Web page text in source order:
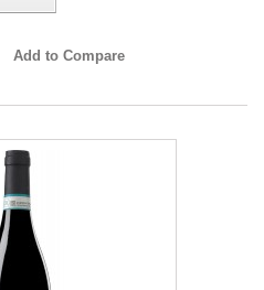
Add to Compare